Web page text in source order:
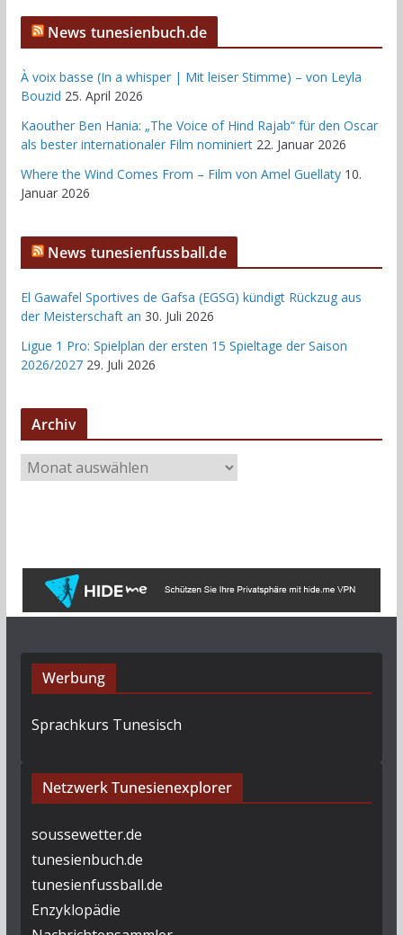
News tunesienbuch.de
À voix basse (In a whisper | Mit leiser Stimme) – von Leyla
Bouzid 25. April 2026
Kaouther Ben Hania: „The Voice of Hind Rajab“ für den Oscar
als bester internationaler Film nominiert 22. Januar 2026
Where the Wind Comes From – Film von Amel Guellaty 10.
Januar 2026
News tunesienfussball.de
El Gawafel Sportives de Gafsa (EGSG) kündigt Rückzug aus
der Meisterschaft an 30. Juli 2026
Ligue 1 Pro: Spielplan der ersten 15 Spieltage der Saison
2026/2027 29. Juli 2026
Archiv
r
Werbung
Sprachkurs Tunesisch
Netzwerk Tunesienexplorer
soussewetter.de
tunesienbuch.de
tunesienfussball.de
Enzyklopädie